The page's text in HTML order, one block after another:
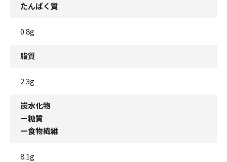
たんぱく質
0.8g
脂質
2.3g
炭水化物
ー糖質
ー食物繊維
8.1g